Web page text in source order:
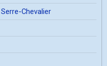
Chevalier